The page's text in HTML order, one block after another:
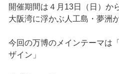
開催期間は４月13日（日）か
大阪湾に浮かぶ人工島・夢洲
今回の万博のメインテーマは
ザイン」